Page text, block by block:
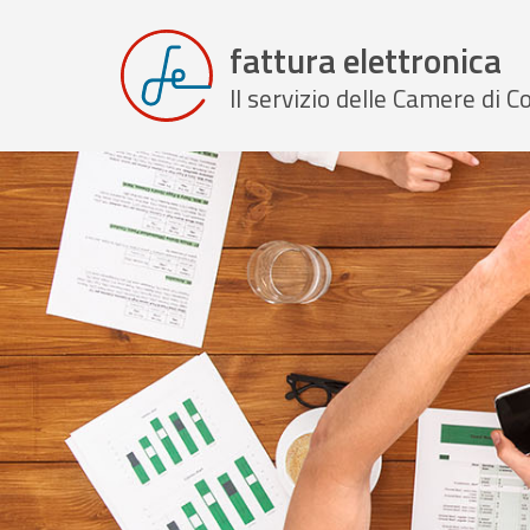
fattura elettronica
Il servizio delle Camere di